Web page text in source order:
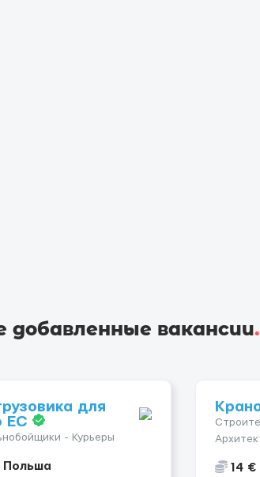
добавленные вакансии.
для
ЕС
- Курьеры
Польша 14 €